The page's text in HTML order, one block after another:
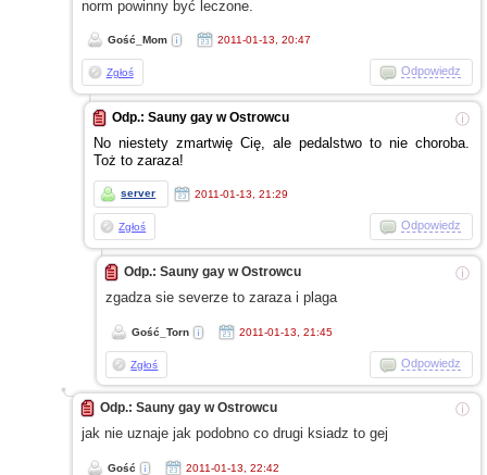
norm powinny być leczone.
Gość_Mom 2011-01-13, 20:47
Zgłoś Odpowiedz
ⓘ
Odp.: Sauny gay w Ostrowcu
No niestety zmartwię Cię, ale pedalstwo to nie choroba.
Toż to zaraza!
server 2011-01-13, 21:29
Zgłoś Odpowiedz
ⓘ
Odp.: Sauny gay w Ostrowcu
zgadza sie severze to zarazai plaga
Gość_Torn 2011-01-13, 21:45
Zgłoś Odpowiedz
ⓘ
Odp.: Sauny gay w Ostrowcu
jak nie uznaje jak podobno co drugi ksiadz to gej
Gość 2011-01-13, 22:42